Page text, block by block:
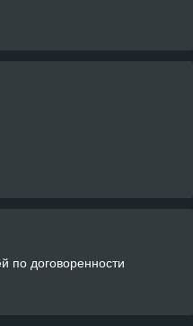
по договоренности